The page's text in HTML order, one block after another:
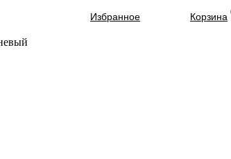
Избранное Корзина